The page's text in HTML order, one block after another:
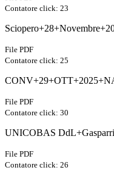
Contatore click: 23
File PDF
Contatore click: 25
File PDF
Contatore click: 30
UNICOBAS
File PDF
Contatore click: 26